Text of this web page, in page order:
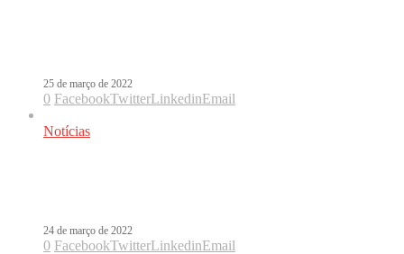
25 de março de 2022
0 FacebookTwitterLinkedinEmail
Notícias
24 de março de 2022
0 FacebookTwitterLinkedinEmail